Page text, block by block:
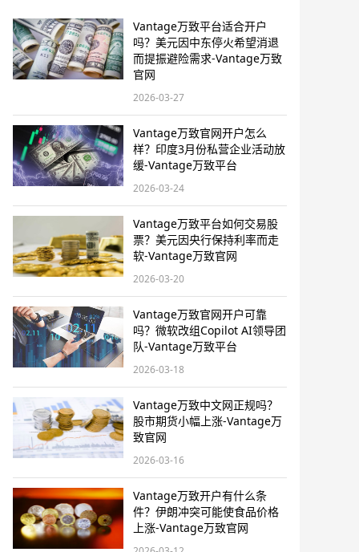
Vantage万致平台适合开户
吗？美元因中东停火希望消退
而提振避险需求-Vantage万致
官网
2026-03-27
Vantage万致官网开户怎么
样？印度3月份私营企业活动放
缓-Vantage万致平台
2026-03-24
Vantage万致平台如何交易股
票？美元因央行保持利率而走
软-Vantage万致官网
2026-03-20
Vantage万致官网开户可靠
吗？微软改组Copilot AI领导团
队-Vantage万致平台
2026-03-18
Vantage万致中文网正规吗？
股市期货小幅上涨-Vantage万
致官网
2026-03-16
Vantage万致开户有什么条
件？伊朗冲突可能使食品价格
上涨-Vantage万致官网